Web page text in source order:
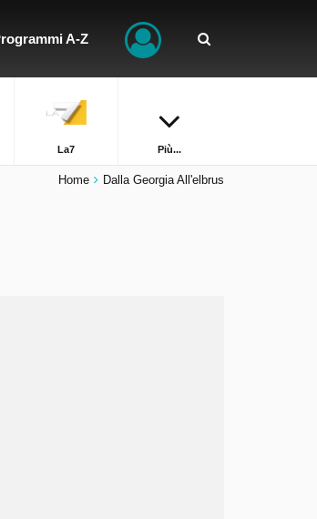
A-Z
La7 Più...
Home Dalla Georgia All'elbrus